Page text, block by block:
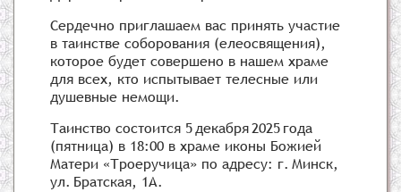
Сердечно приглашаем вас принять участие
в таинстве соборования (елеосвящения),
которое будет совершено в нашем храме
для всех, кто испытывает телесные или
душевные немощи.
Таинство состоится 5 декабря 2025 года
(пятница) в 18:00 в храме иконы Божией
Матери «Троеручица» по адресу: г. Минск,
ул. Братская, 1А.